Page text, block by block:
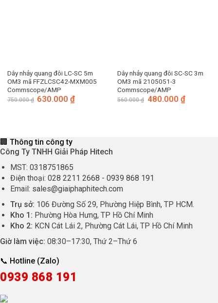
Dây nhảy quang đôi LC-SC 5m
OM3 mã FFZLCSC42-MXM005
Commscope/AMP
750.000₫ Giá
gốc
630.000₫
Dây nhảy quang đôi SC-SC 3m
OM3 mã 2105051-3
Commscope/AMP
560.000₫ Giá
gốc
480.000 ₫Giá
🏢 Thông tin công ty
Công Ty TNHH Giải Pháp Hitech
MST: 0318751865
Điện thoại: 028 2211 2668 - 0939 868 191
Email: sales@giaiphaphitech.com
Trụ sở: 106 Đường Số 29, Phường Hiệp Bình, TP HCM.
Kho 1: Phường Hòa Hưng, TP Hồ Chí Minh
Kho 2: KCN Cát Lái 2, Phường Cát Lái, TP Hồ Chí Minh
Giờ làm việc: 08:30–17:30, Thứ 2–Thứ 6
📞 Hotline (Zalo)
0939 868 191